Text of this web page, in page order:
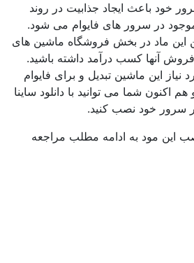
خود باعث ایجاد جذابیت در روند
در سرور های فایوام می شود.
این ماد در بخش فروشگاه ماشین های
آنها کسب درآمد داشته باشید.
نیاز این ماشین تبدیل و برای فایوام
اکنون شما می توانید با دانلود ساینا
سرور خود نصب کنید.
این مود به ادامه مطلب مراجعه